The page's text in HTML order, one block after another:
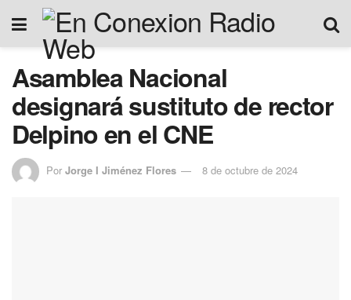
Asamblea Nacional
designará sustituto de rector
Delpino en el CNE
Por Jorge I Jiménez Flores 8 de octubre de 2024